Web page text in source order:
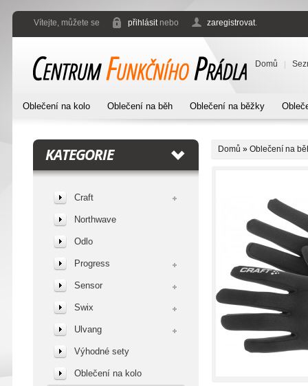
Vítejte, můžete se přihlásitnebo zaregistrovat.
Domů
Oblečení na kolo Oblečení na běh Oblečení na běžky
KATEGORIE
Craft
Northwave
Odlo
Progress
Sensor
Swix
Ulvang
Výhodné sety
Oblečení na kolo
Domů » Oblečení na